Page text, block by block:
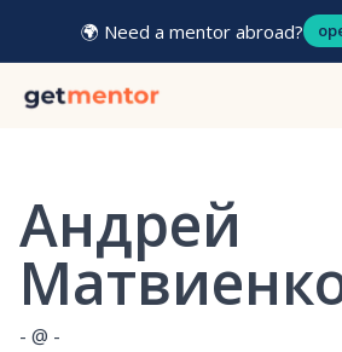
🌍 Need a mentor abroad?
Андрей
- @ -